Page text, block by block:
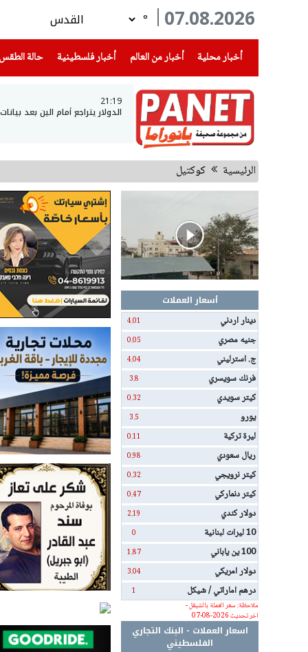
07.08.2026
°
أخبار محلية
(current) أخبار من العالم أخبار فلسطينية(current) حالة الطقس
21:19
الدولار يتراجع أمام الين بعد
الرئيسية كوكتيل
أسعار العملات
دينار اردني
4.01
جنيه مصري 0.05
ج. استرليني 4.04
فرنك سويسري 3.8
كيتر سويدي 0.32
يورو 3.5
ليرة تركية 0.11
ريال سعودي 0.98
كيتر نرويجي 0.32
كيتر دنماركي 0.47
دولار كندي 2.19
10 ليرات لبنانية 0
100 ين ياباني 1.87
دولار امريكي 3.04
درهم اماراتي / شيكل
1
ملاحظة: سعر العملة بالشيقل -
اخر تحديث 2026-08-07
اسعار العملات - البنك التجاري
الفلسطيني